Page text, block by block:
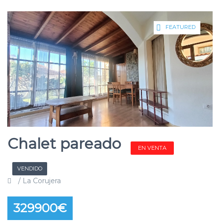
FEATURED
Chalet pareado EN VENTA
VENDIDO
/ La Corujera
329900€